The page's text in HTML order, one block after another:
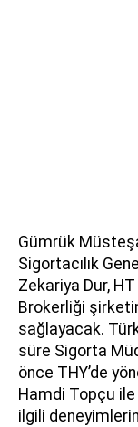
Gümrük
Sigortacılık
Zekariya Dur,
Brokerliği
sağlayacak. Türk
süre Sigorta
önce THY’de
Hamdi Topçu
ilgili